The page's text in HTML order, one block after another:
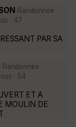
Randonnée
· 47
PAR SA
Randonnée
· 54
ET A
MOULIN DE